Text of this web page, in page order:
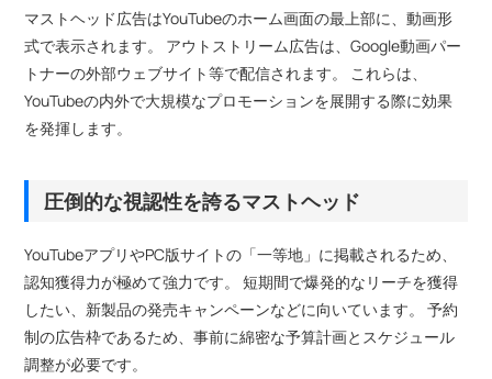
マストヘッド広告はYouTubeのホーム画面の最上部に、動画形
式で表示されます。 アウトストリーム広告は、Google動画パー
トナーの外部ウェブサイト等で配信されます。 これらは、
YouTubeの内外で大規模なプロモーションを展開する際に効果
を発揮します。
圧倒的な視認性を誇るマストヘッド
YouTubeアプリやPC版サイトの「一等地」に掲載されるため、
認知獲得力が極めて強力です。 短期間で爆発的なリーチを獲得
したい、新製品の発売キャンペーンなどに向いています。 予約
制の広告枠であるため、事前に綿密な予算計画とスケジュール
調整が必要です。